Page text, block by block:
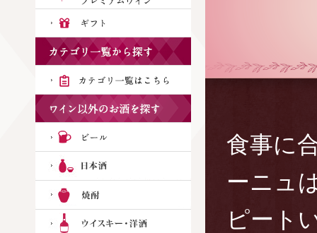
食事に
ーニュ
ピート